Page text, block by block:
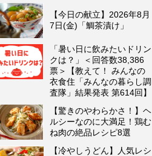
【今日の献立】2026年8月
7日(金)「鯛茶漬け」
「暑い日に飲みたいドリン
クは？」＜回答数38,386
票＞【教えて！ みんなの
衣食住「みんなの暮らし調
査隊」結果発表 第614回】
【驚きのやわらかさ！】ヘ
ルシーなのに大満足！鶏む
ね肉の絶品レシピ8選
【冷やしうどん】人気レシ